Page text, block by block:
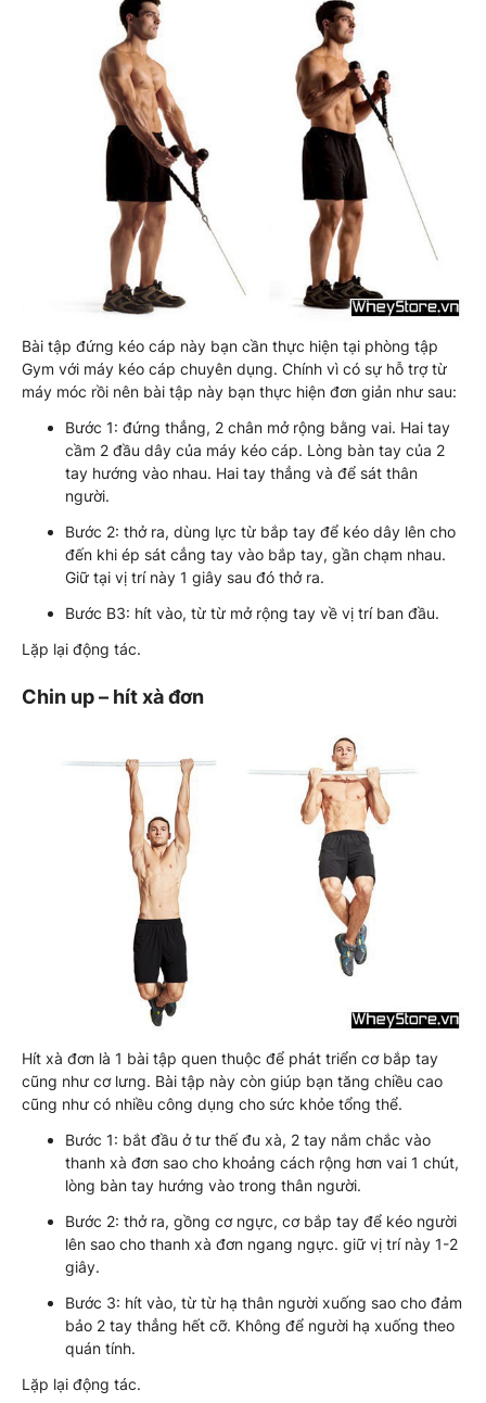
Bài tập đứng kéo cáp này bạn cần thực hiện tại phòng tập
Gym với máy kéo cáp chuyên dụng. Chính vì có sự hỗ trợ từ
máy móc rồi nên bài tập này bạn thực hiện đơn giản như sau:
Bước 1: đứng thẳng, 2 chân mở rộng bằng vai. Hai tay
cầm 2 đầu dây của máy kéo cáp. Lòng bàn tay của 2
tay hướng vào nhau. Hai tay thẳng và để sát thân
người.
Bước 2: thở ra, dùng lực từ bắp tay để kéo dây lên cho
đến khi ép sát cẳng tay vào bắp tay, gần chạm nhau.
Giữ tại vị trí này 1 giây sau đó thở ra.
Bước B3: hít vào, từ từ mở rộng tay về vị trí ban đầu.
Lặp lại động tác.
Chin up – hít xà đơn
Hít xà đơn là 1 bài tập quen thuộc để phát triển cơ bắp tay
cũng như cơ lưng. Bài tập này còn giúp bạn tăng chiều cao
cũng như có nhiều công dụng cho sức khỏe tổng thể.
Bước 1: bắt đầu ở tư thế đu xà, 2 tay nắm chắc vào
thanh xà đơn sao cho khoảng cách rộng hơn vai 1 chút,
lòng bàn tay hướng vào trong thân người.
Bước 2: thở ra, gồng cơ ngực, cơ bắp tay để kéo người
lên sao cho thanh xà đơn ngang ngực. giữ vị trí này 1-2
giây.
Bước 3: hít vào, từ từ hạ thân người xuống sao cho đảm
bảo 2 tay thẳng hết cỡ. Không để người hạ xuống theo
quán tính.
Lặp lại động tác.